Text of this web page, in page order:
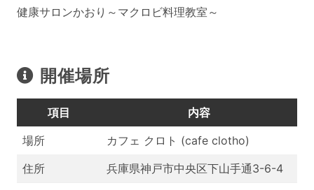
健康サロンかおり～マクロビ料理教室～
開催場所
項目
内容
場所
カフェ クロト (cafe clotho)
住所
兵庫県神戸市中央区下山手通3-6-4